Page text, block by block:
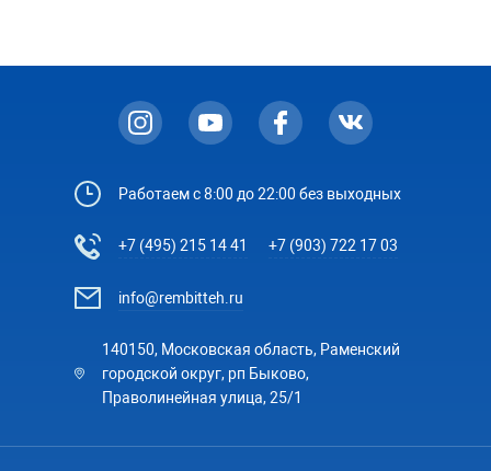
Работаем с 8:00 до 22:00 без выходных
+7 (495) 215 14 41 +7 (903) 722 17 03
info@rembitteh.ru
140150, Московская область, Раменский
городской округ, рп Быково,
Праволинейная улица, 25/1